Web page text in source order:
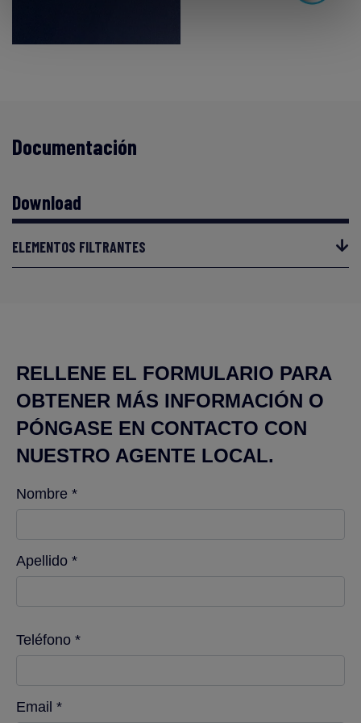
Documentación
Download
ELEMENTOS FILTRANTES
RELLENE EL FORMULARIO PARA
OBTENER MÁS INFORMACIÓN O
PÓNGASE EN CONTACTO CON
NUESTRO AGENTE LOCAL.
Nombre *
Apellido *
Teléfono *
Email *